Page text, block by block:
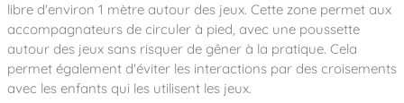
libre d'environ 1 mètre autour des jeux. Cette zone permet aux
accompagnateurs de circuler à pied, avec une poussette
autour des jeux sans risquer de gêner à la pratique. Cela
permet également d'éviter les interactions par des croisements
avec les enfants qui les utilisent les jeux.